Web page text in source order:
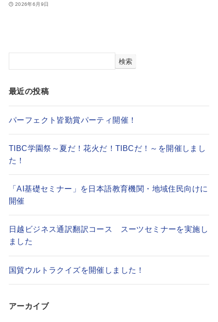
2026年6月9日
検索
最近の投稿
パーフェクト皆勤賞パーティ開催！
TIBC学園祭～夏だ！花火だ！TIBCだ！～を開催しまし
た！
「AI基礎セミナー」を日本語教育機関・地域住民向けに
開催
日越ビジネス通訳翻訳コース スーツセミナーを実施し
ました
国貿ウルトラクイズを開催しました！
アーカイブ